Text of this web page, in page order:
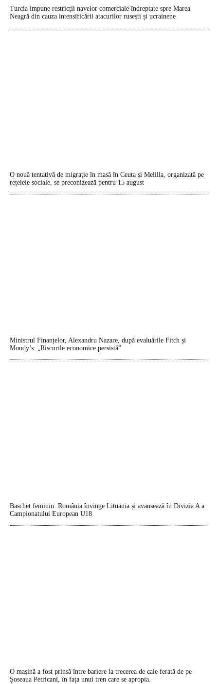
Turcia impune restricții navelor comerciale îndreptate spre Marea
Neagră din cauza intensificării atacurilor rusești și ucrainene
O nouă tentativă de migrație în masă în Ceuta și Melilla, organizată pe
rețelele sociale, se preconizează pentru 15 august
Ministrul Finanțelor, Alexandru Nazare, după evaluările Fitch și
Moody’s: „Riscurile economice persistă”
Baschet feminin: România învinge Lituania și avansează în Divizia A a
Campionatului European U18
O mașină a fost prinsă între bariere la trecerea de cale ferată de pe
Șoseaua Petricani, în fața unui tren care se apropia.